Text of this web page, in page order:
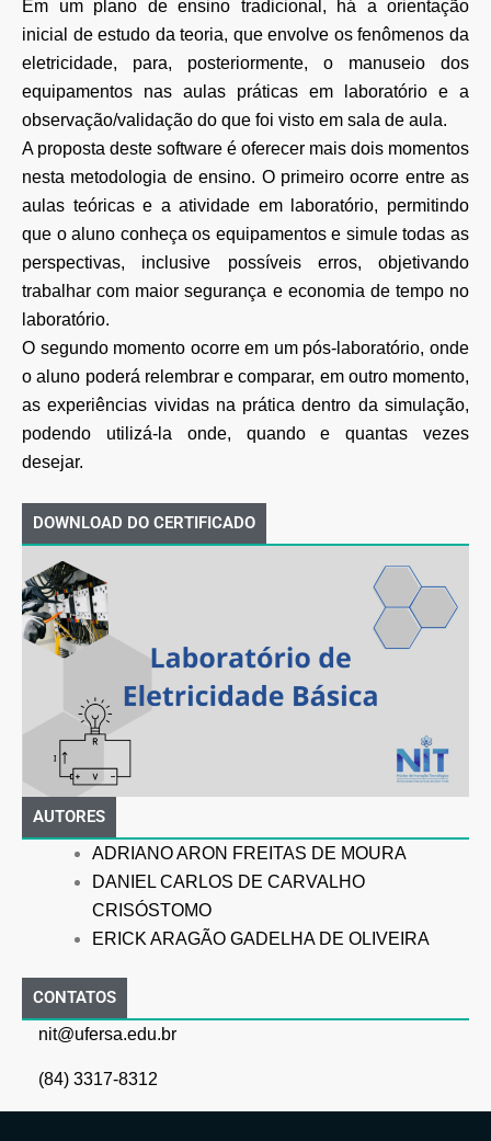
Em um plano de ensino tradicional, há a orientação
inicial de estudo da teoria, que envolve os fenômenos da
eletricidade, para, posteriormente, o manuseio dos
equipamentos nas aulas práticas em laboratório e a
observação/validação do que foi visto em sala de aula.
A proposta deste software é oferecer mais dois momentos
nesta metodologia de ensino. O primeiro ocorre entre as
aulas teóricas e a atividade em laboratório, permitindo
que o aluno conheça os equipamentos e simule todas as
perspectivas, inclusive possíveis erros, objetivando
trabalhar com maior segurança e economia de tempo no
laboratório.
O segundo momento ocorre em um pós-laboratório, onde
o aluno poderá relembrar e comparar, em outro momento,
as experiências vividas na prática dentro da simulação,
podendo utilizá-la onde, quando e quantas vezes
desejar.
DOWNLOAD DO CERTIFICADO
AUTORES
ADRIANO ARON FREITAS DE MOURA
DANIEL CARLOS DE CARVALHO
CRISÓSTOMO
ERICK ARAGÃO GADELHA DE OLIVEIRA
CONTATOS
nit@ufersa.edu.br
(84) 3317-8312